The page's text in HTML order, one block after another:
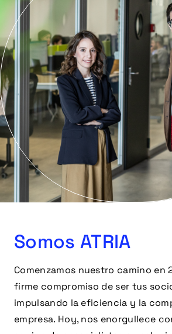
Somos ATRIA
Comenzamos nuestro camino en
firme compromiso de ser tus
impulsando la eficiencia y la
empresa. Hoy, nos enorgullece